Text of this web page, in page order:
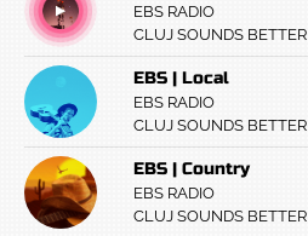
EBS RADIO
CLUJ SOUNDS BETTER
EBS | Local
EBS RADIO
CLUJ SOUNDS BETTER
EBS | Country
EBS RADIO
CLUJ SOUNDS BETTER